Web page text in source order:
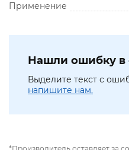
Применение
Нашли ошибку в
Выделите текст с
напишите нам.